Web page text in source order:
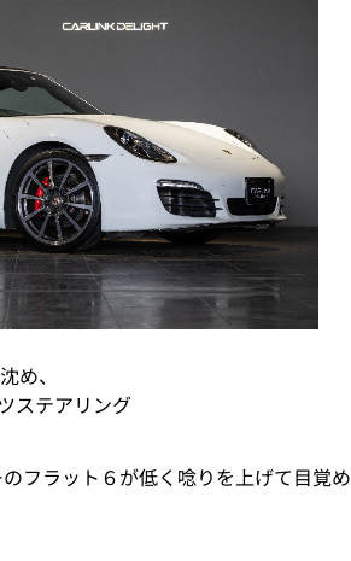
め、
ステアリング
フラット６が低く唸りを上げて目覚め